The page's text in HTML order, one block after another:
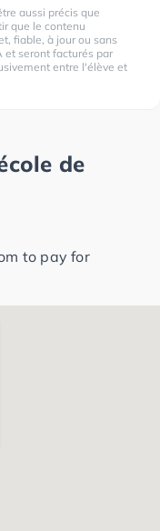
aussi précis que
que le contenu
fiable, à jour ou sans
et seront facturés par
entre l'élève et
de
to pay for